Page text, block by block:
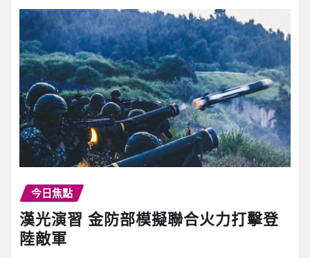
今日焦點
漢光演習 金防部模擬聯合火力打擊登
陸敵軍